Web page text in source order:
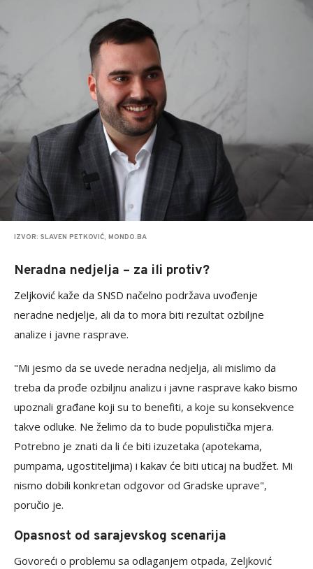
IZVOR: SLAVEN PETKOVIĆ, MONDO.BA
Neradna nedjelja – za ili protiv?
Zeljković kaže da SNSD načelno podržava uvođenje
neradne nedjelje, ali da to mora biti rezultat ozbiljne
analize i javne rasprave.
"Mi jesmo da se uvede neradna nedjelja, ali mislimo da
treba da prođe ozbiljnu analizu i javne rasprave kako bismo
upoznali građane koji su to benefiti, a koje su konsekvence
takve odluke. Ne želimo da to bude populistička mjera.
Potrebno je znati da li će biti izuzetaka (apotekama,
pumpama, ugostiteljima) i kakav će biti uticaj na budžet. Mi
nismo dobili konkretan odgovor od Gradske uprave",
poručio je.
Opasnost od sarajevskog scenarija
Govoreći o problemu sa odlaganjem otpada, Zeljković